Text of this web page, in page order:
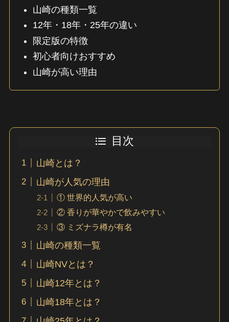
山崎の種類一覧
12年・18年・25年の違い
限定版の特徴
初心者向けおすすめ
山崎が高い理由
目次
山崎とは？
山崎が人気の理由
① 世界的人気が高い
② 香りが華やかで飲みやすい
③ ミズナラ樽が有名
山崎の種類一覧
山崎NVとは？
山崎12年とは？
山崎18年とは？